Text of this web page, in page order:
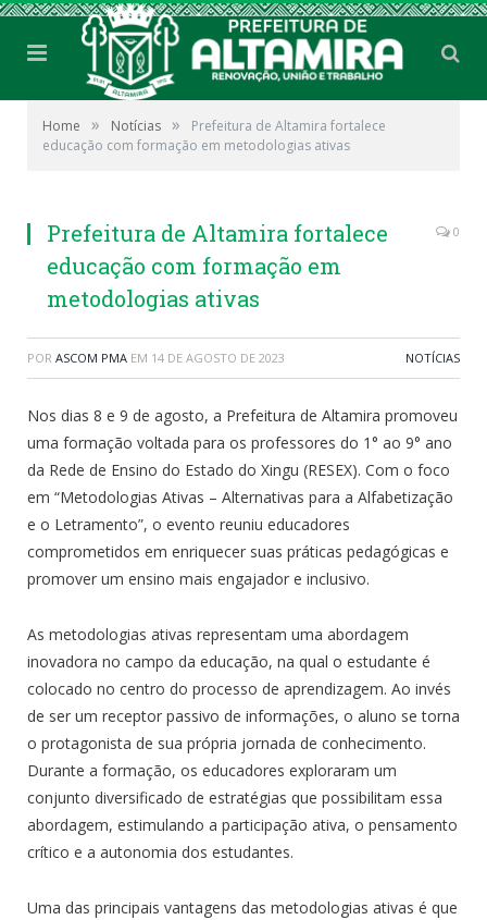
Home » Notícias »
Prefeitura de Altamira fortalece
educação com formação em metodologias ativas
Prefeitura de Altamira fortalece
educação com formação em
metodologias ativas
0
POR ASCOM PMA EM 14 DE AGOSTO DE 2023 NOTÍCIAS
Nos dias 8 e 9 de agosto, a Prefeitura de Altamira promoveu
uma formação voltada para os professores do 1° ao 9° ano
da Rede de Ensino do Estado do Xingu (RESEX). Com o foco
em “Metodologias Ativas – Alternativas para a Alfabetização
e o Letramento”, o evento reuniu educadores
comprometidos em enriquecer suas práticas pedagógicas e
promover um ensino mais engajador e inclusivo.
As metodologias ativas representam uma abordagem
inovadora no campo da educação, na qual o estudante é
colocado no centro do processo de aprendizagem. Ao invés
de ser um receptor passivo de informações, o aluno se torna
o protagonista de sua própria jornada de conhecimento.
Durante a formação, os educadores exploraram um
conjunto diversificado de estratégias que possibilitam essa
abordagem, estimulando a participação ativa, o pensamento
crítico e a autonomia dos estudantes.
Uma das principais vantagens das metodologias ativas é que